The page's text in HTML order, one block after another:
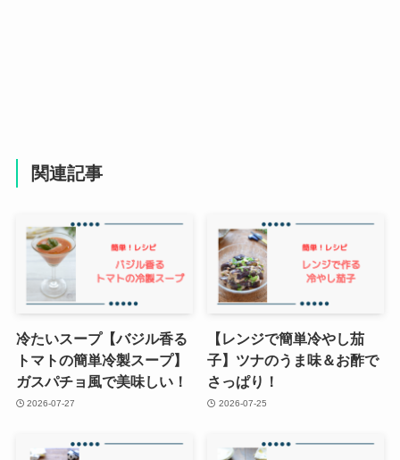
関連記事
冷たいスープ【バジル香る
トマトの簡単冷製スープ】
ガスパチョ風で美味しい！
2026-07-27
【レンジで簡単冷やし茄
子】ツナのうま味＆お酢で
さっぱり！
2026-07-25